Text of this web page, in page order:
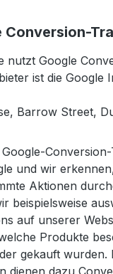
Conversion-
nutzt Google
ist die Google
Barrow Street,
und wir
Aktionen
beispielsweise
auf unserer
Produkte
gekauft wurden.
dienen dazu